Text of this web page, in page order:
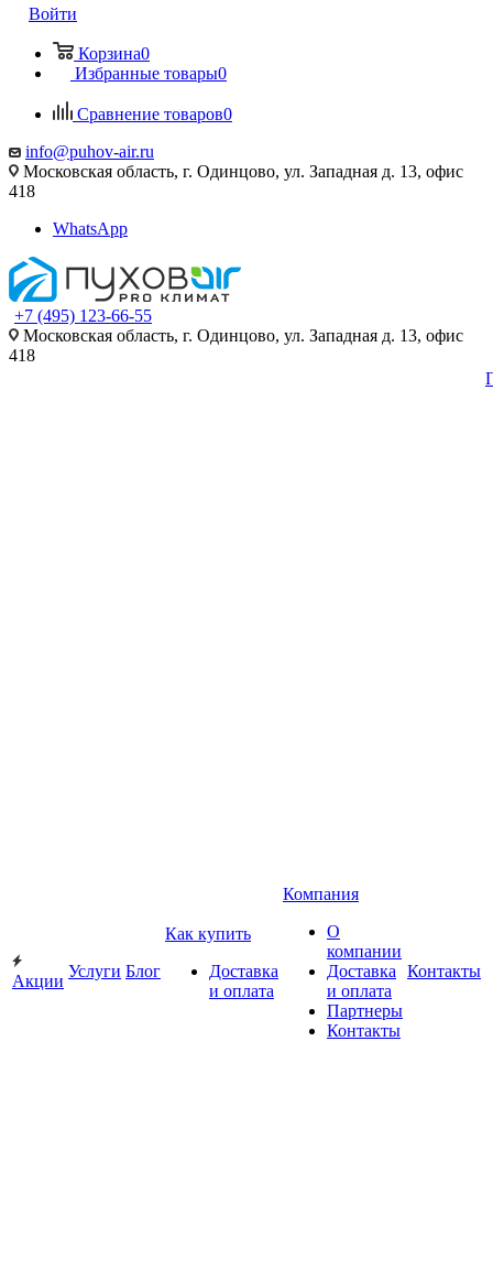
Войти
Корзина0
Избранные товары0
Сравнение товаров0
info@puhov-air.ru
Московская область, г. Одинцово, ул. Западная д. 13, офис
418
WhatsApp
+7 (495) 123-66-55
Московская область, г. Одинцово, ул. Западная д. 13, офис
418
Акции
Услуги Блог
Как купить
Доставка
и оплата
Компания
О
компании
Доставка
и оплата
Партнеры
Контакты
Контакты